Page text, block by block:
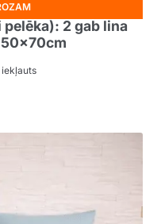
2 gab lina
iekļauts